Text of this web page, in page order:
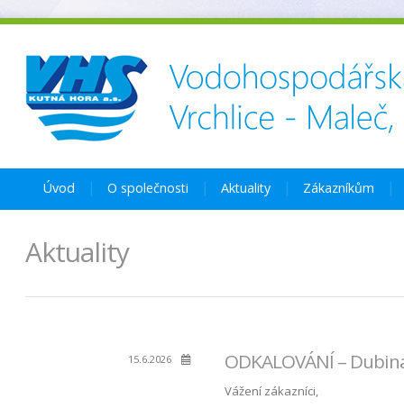
Úvod O společnosti Aktuality Zákazníkům
Aktuality
15.6.2026 ODKALOVÁNÍ –
Vážení zákazníci,